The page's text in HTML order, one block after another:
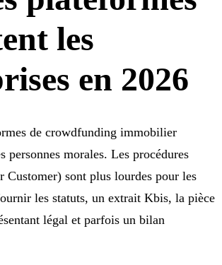
les
en 2026
de crowdfunding immobilier
personnes morales. Les procédures
sont plus lourdes pour les
les statuts, un extrait Kbis, la pièce
légal et parfois un bilan